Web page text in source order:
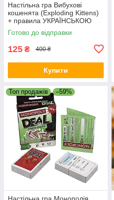
Настільна гра Вибухові
кошенята (Exploding Kittens)
+ правила УКРАЇНСЬКОЮ
Готово до відправки
125 ₴ 400 ₴
Купити
Топ продажів –59%